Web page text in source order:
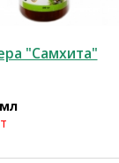
"Самхита"